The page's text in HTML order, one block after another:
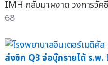
IMH กลับมาผงาด วงการวั
68
ส่งซิก Q3 จ่อบุ๊กรายได้ ร.